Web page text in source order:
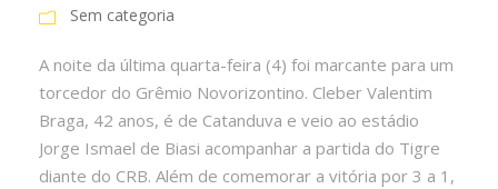
Sem categoria
A noite da última quarta-feira (4) foi marcante para um
torcedor do Grêmio Novorizontino. Cleber Valentim
Braga, 42 anos, é de Catanduva e veio ao estádio
Jorge Ismael de Biasi acompanhar a partida do Tigre
diante do CRB. Além de comemorar a vitória por 3 a 1,